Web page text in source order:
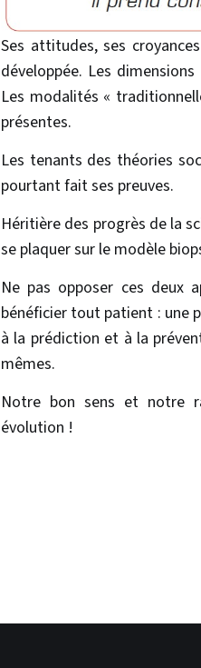
Ses attitudes, ses
développée. Les
Les modalités «
présentes.
Les tenants des théories
pourtant fait ses preuves.
Héritière des progrès de la
se plaquer sur le modèle
Ne pas opposer ces deux
bénéficier tout patient : une
à la prédiction et à la
mêmes.
Notre bon sens et notre
évolution !